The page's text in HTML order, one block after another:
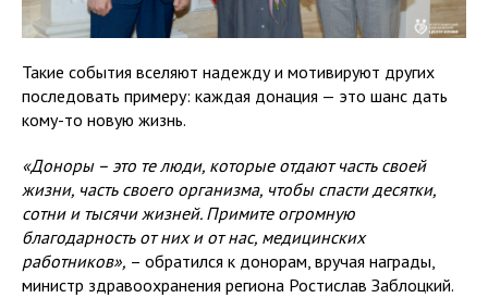
Такие события вселяют надежду и мотивируют других
последовать примеру: каждая донация — это шанс дать
кому-то новую жизнь.
«Доноры – это те люди, которые отдают часть своей
жизни, часть своего организма, чтобы спасти десятки,
сотни и тысячи жизней. Примите огромную
благодарность от них и от нас, медицинских
работников», – обратился к донорам, вручая награды,
министр здравоохранения региона Ростислав Заблоцкий.